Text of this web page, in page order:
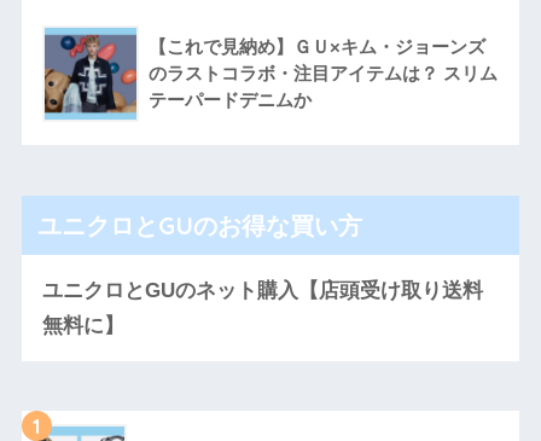
【これで見納め】ＧＵ×キム・ジョーンズ
のラストコラボ・注目アイテムは？ スリム
テーパードデニムか
ユニクロとGUのお得な買い方
ユニクロとGUのネット購入【店頭受け取り送料
無料に】
1